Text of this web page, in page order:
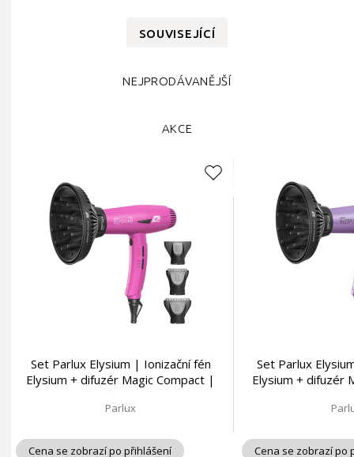
SOUVISEJÍCÍ
NEJPRODÁVANĚJŠÍ
AKCE
Set Parlux Elysium | Ionizační fén
Elysium + difuzér Magic Compact |
růžový
Parlux
Cena se zobrazí po přihlášení
Set Parlux
Elysium + difuzér
Cena se zobrazí po